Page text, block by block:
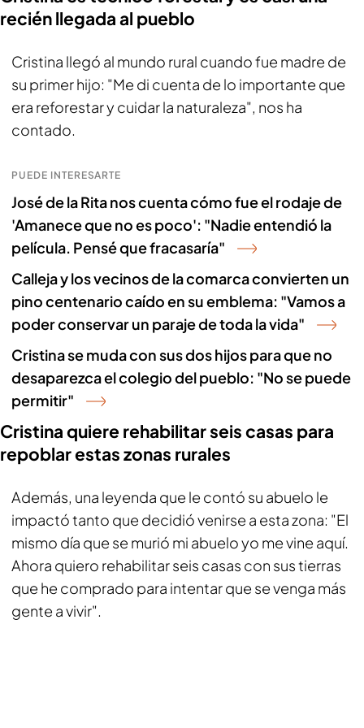
recién llegada al pueblo
Cristina llegó al mundo rural cuando fue madre de
su primer hijo: "Me di cuenta de lo importante que
era reforestar y cuidar la naturaleza", nos ha
contado.
PUEDE INTERESARTE
José de la Rita nos cuenta cómo fue el rodaje de
'Amanece que no es poco': "Nadie entendió la
película. Pensé que fracasaría"
Calleja y los vecinos de la comarca convierten un
pino centenario caído en su emblema: "Vamos a
poder conservar un paraje de toda la vida"
Cristina se muda con sus dos hijos para que no
desaparezca el colegio del pueblo: "No se puede
permitir"
Cristina quiere rehabilitar seis casas para
repoblar estas zonas rurales
Además, una leyenda que le contó su abuelo le
impactó tanto que decidió venirse a esta zona: "El
mismo día que se murió mi abuelo yo me vine aquí.
Ahora quiero rehabilitar seis casas con sus tierras
que he comprado para intentar que se venga más
gente a vivir".